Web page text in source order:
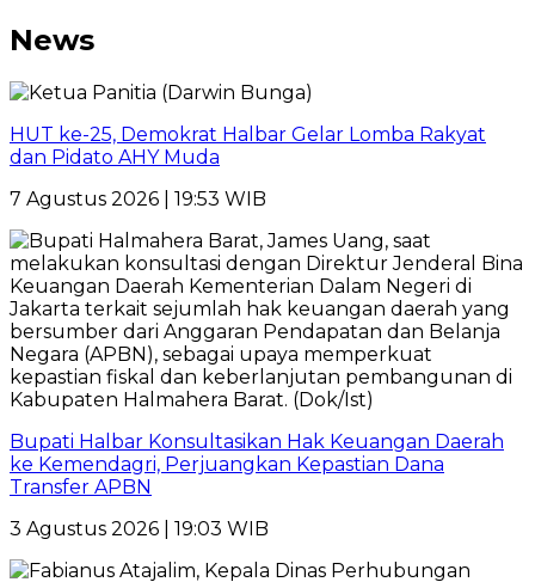
News
HUT ke-25, Demokrat Halbar Gelar Lomba Rakyat
dan Pidato AHY Muda
7 Agustus 2026 | 19:53 WIB
Bupati Halbar Konsultasikan Hak Keuangan Daerah
ke Kemendagri, Perjuangkan Kepastian Dana
Transfer APBN
3 Agustus 2026 | 19:03 WIB